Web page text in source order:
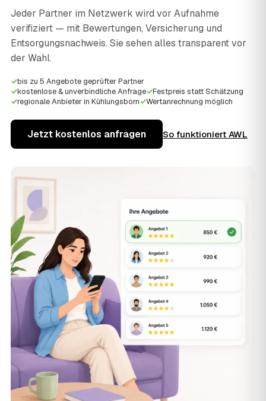
Jeder Partner im Netzwerk wird vor Aufnahme
verifiziert — mit Bewertungen, Versicherung und
Entsorgungsnachweis. Sie sehen alles transparent vor
der Wahl.
✓bis zu 5 Angebote geprüfter Partner
✓kostenlose & unverbindliche Anfrage✓Festpreis statt Schätzung
✓regionale Anbieter in Kühlungsborn✓Wertanrechnung möglich
Jetzt kostenlos anfragen So funktioniert AWL